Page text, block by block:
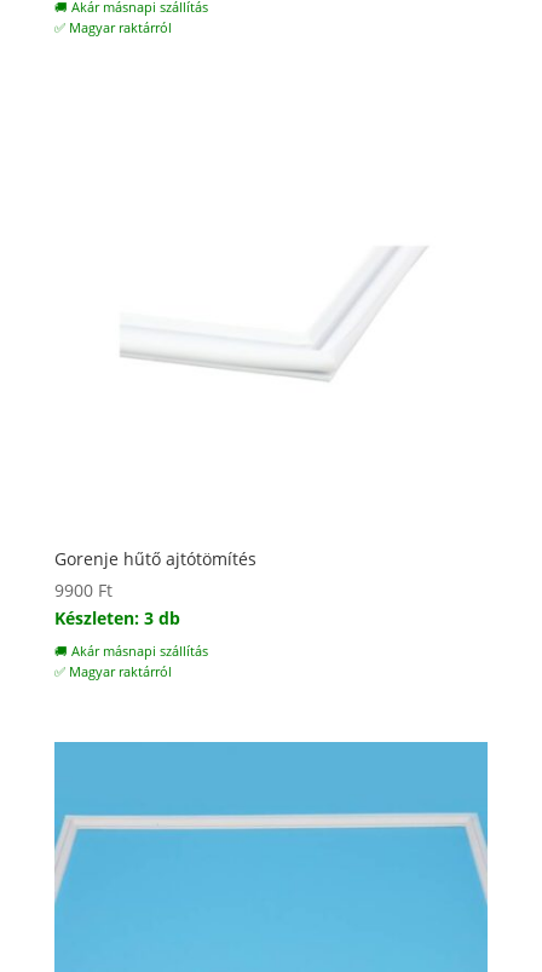
🚚 Akár másnapi szállítás
✅ Magyar raktárról
Gorenje hűtő ajtótömítés
9900 Ft
Készleten: 3 db
🚚 Akár másnapi szállítás
✅ Magyar raktárról